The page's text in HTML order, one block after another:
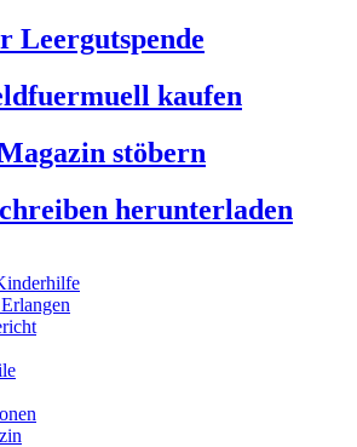
Leergutspende
kaufen
stöbern
herunterladen